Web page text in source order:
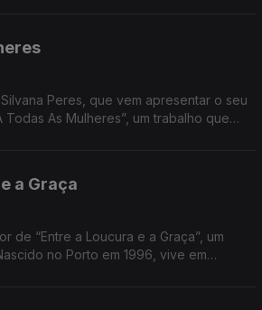
Peres, que vem apresentar o seu
Todas As Mulheres”, um trabalho que
a Graça
de “Entre a Loucura e a Graça”, um
no Porto em 1996, vive em